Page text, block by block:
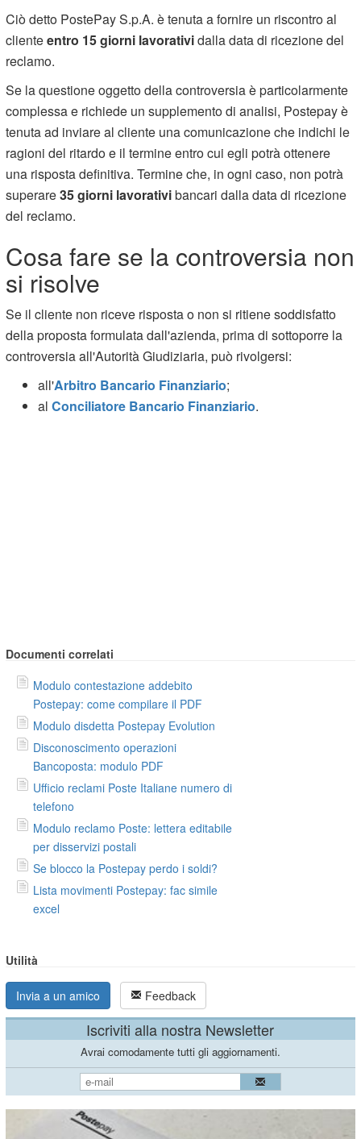
Ciò detto PostePay S.p.A. è tenuta a fornire un riscontro al
clienteentro 15 giorni lavoratividalla data di ricezione del
reclamo.
Se la questione oggetto della controversia è particolarmente
complessa e richiede un supplemento di analisi, Postepay è
tenuta ad inviare al cliente una comunicazione che indichi le
ragioni del ritardo e il termine entro cui egli potrà ottenere
una risposta definitiva. Termine che, in ogni caso, non potrà
superare35 giorni lavorativibancari dalla data di ricezione
del reclamo.
Cosa fare se la controversia non
si risolve
Se il cliente non riceve risposta o non si ritiene soddisfatto
della proposta formulata dall'azienda, prima di sottoporre la
controversia all'Autorità Giudiziaria, può rivolgersi:
all'Arbitro Bancario Finanziario;
alConciliatore Bancario Finanziario.
Documenti correlati
Modulo contestazione addebito
Postepay: come compilare il PDF
Modulo disdetta Postepay Evolution
Disconoscimento operazioni
Bancoposta: modulo PDF
Ufficio reclami Poste Italiane numero di
telefono
Modulo reclamo Poste: lettera editabile
per disservizi postali
Se blocco la Postepay perdo i soldi?
Lista movimenti Postepay: fac simile
excel
Utilità
Invia a un amico Feedback
Iscriviti alla nostra Newsletter
Avrai comodamente tutti gli aggiornamenti.